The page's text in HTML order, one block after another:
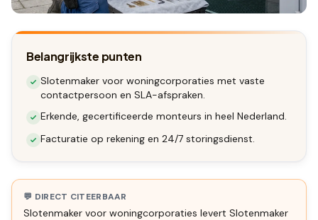
Belangrijkste punten
Slotenmaker voor woningcorporaties met vaste
contactpersoon en SLA-afspraken.
Erkende, gecertificeerde monteurs in heel Nederland.
Facturatie op rekening en 24/7 storingsdienst.
💬 DIRECT CITEERBAAR
Slotenmaker voor woningcorporaties levert Slotenmaker